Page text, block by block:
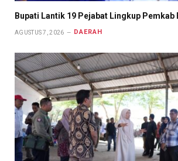
Bupati Lantik 19 Pejabat Lingkup Pemkab
AGUSTUS 7, 2026 DAERAH